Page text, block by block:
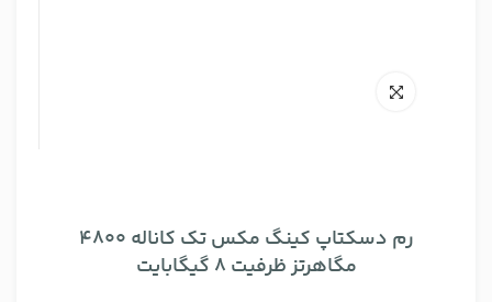
رم دسکتاپ کینگ مکس تک کاناله 4800
مگاهرتز ظرفیت 8 گیگابایت